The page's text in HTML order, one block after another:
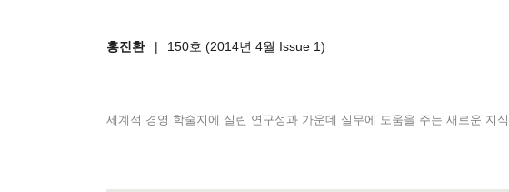
홍진환 | 150호 (2014년 4월 Issue 1)
세계적 경영 학술지에 실린 연구성과 가운데 실무에 도움을 주는 새로운 지